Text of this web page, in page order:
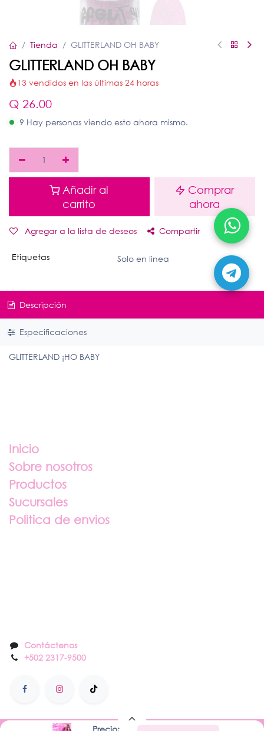
Precio:
Tienda GLITTERLAND OH BABY
GLITTERLAND OH BABY
13 vendidos en las últimas 24 horas
Q 26.00
9 Hay personas viendo esto ahora mismo.
Añadir al
carrito
Comprar
ahora
Agregar a la lista de deseos Compartir
Etiquetas Solo en linea
Descripción
Especificaciones
GLITTERLAND ¡HO BABY
Inicio
Sobre nosotros
Productos
Sucursales
Politica de envios
Contáctenos
+502 2317-9500